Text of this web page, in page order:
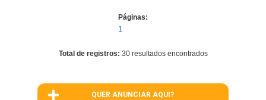
Páginas:
1
Total de registros: 30 resultados encontrados
QUER ANUNCIAR AQUI?